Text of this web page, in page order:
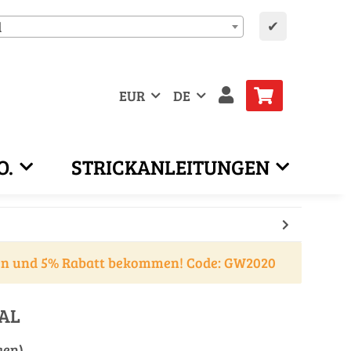
✔
EUR DE
STRICKANLEITUNGEN
5% Rabatt bekommen! Code: GW2020